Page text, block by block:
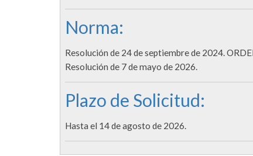
Norma:
Resolución de 24 de septiembre de 2024.
Resolución de 7 de mayo de 2026.
Plazo de Solicitud:
Hasta el 14 de agosto de 2026.